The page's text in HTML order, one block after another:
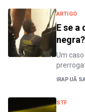
ARTIGO
E se a
negra?
Um
IRAPUÃ
STF